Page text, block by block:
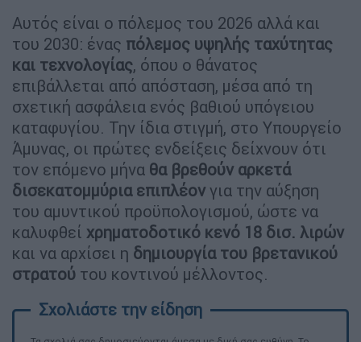
Αυτός είναι ο πόλεμος του 2026 αλλά και
του 2030: ένας πόλεμος υψηλής ταχύτητας
και τεχνολογίας, όπου ο θάνατος
επιβάλλεται από απόσταση, μέσα από τη
σχετική ασφάλεια ενός βαθιού υπόγειου
καταφυγίου. Την ίδια στιγμή, στο Υπουργείο
Άμυνας, οι πρώτες ενδείξεις δείχνουν ότι
τον επόμενο μήνα θα βρεθούν αρκετά
δισεκατομμύρια επιπλέον για την αύξηση
του αμυντικού προϋπολογισμού, ώστε να
καλυφθεί χρηματοδοτικό κενό 18 δισ. λιρών
και να αρχίσει η δημιουργία του βρετανικού
στρατού του κοντινού μέλλοντος.